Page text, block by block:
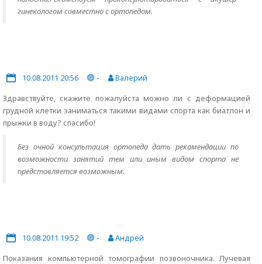
гинекологом совместно с ортопедом.
10.08.2011 20:56 -
Валерий
Здравствуйте, скажите пожалуйста можно ли с деформацией
грудной клетки заниматься такими видами спорта как биатлон и
прыжки в воду? спасибо!
Без очной консультация ортопеда дать рекомендации по
возможности занятий тем или иным видом спорта не
представляется возможным.
10.08.2011 19:52 -
Андрей
Показания компьютерной томографии позвоночника. Лучевая